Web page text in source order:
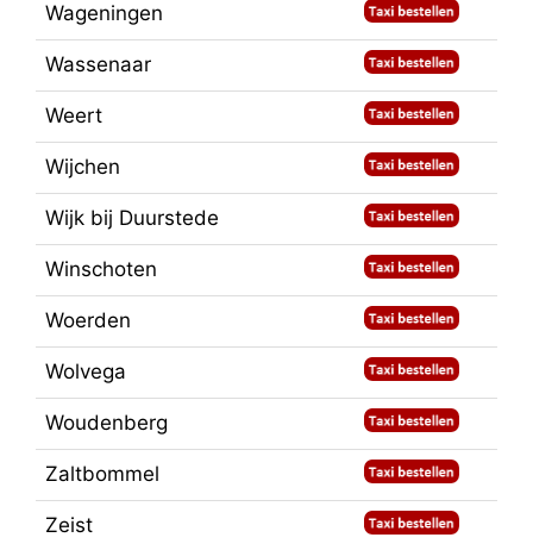
Wageningen
Wassenaar
Weert
Wijchen
Wijk bij Duurstede
Winschoten
Woerden
Wolvega
Woudenberg
Zaltbommel
Zeist